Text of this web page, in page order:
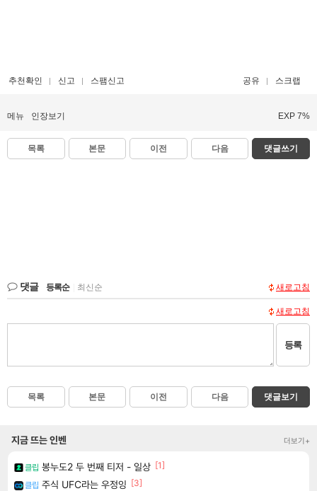
추천확인 신고 스팸신고 공유 스크랩
메뉴 인장보기 EXP 7%
목록 본문 이전 다음 댓글쓰기
댓글 등록순 최신순 새로고침
새로고침
등록
목록 본문 이전 다음 댓글보기
지금 뜨는 인벤 더보기+
클립 봉누도2 두 번째 티저 - 일상 [1]
클립 주식 UFC라는 우정잉 [3]